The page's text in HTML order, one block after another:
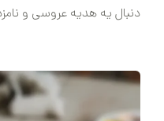
دنبال یه هدیه عروسی و